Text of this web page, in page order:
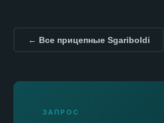
← Все прицепные Sgariboldi
ЗАПРОС